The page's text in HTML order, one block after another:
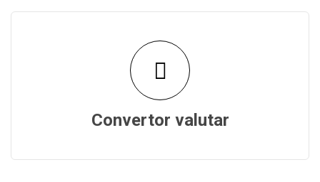
Convertor valutar